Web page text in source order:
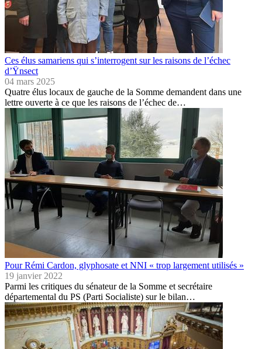
Ces élus samariens qui s’interrogent sur les raisons de l’échec
d’Ÿnsect
04 mars 2025
Quatre élus locaux de gauche de la Somme demandent dans une
lettre ouverte à ce que les raisons de l’échec de…
Pour Rémi Cardon, glyphosate et NNI « trop largement utilisés »
19 janvier 2022
Parmi les critiques du sénateur de la Somme et secrétaire
départemental du PS (Parti Socialiste) sur le bilan…